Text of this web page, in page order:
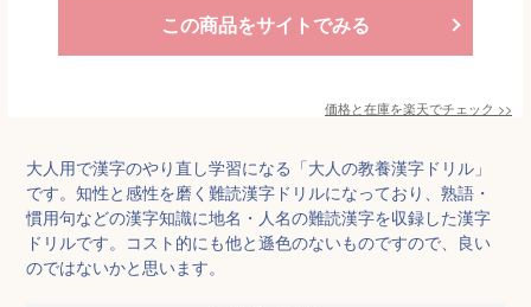
この商品をサイトでみる
価格と在庫を楽天でチェック >>
大人用で漢字のやり直し学習になる「大人の教養漢字ドリル」
です。知性と感性を磨く難読漢字ドリルになっており、熟語・
慣用句などの漢字知識に地名・人名の難読漢字を収録した漢字
ドリルです。コスト的にも他と遜色のないものですので、良い
のではないかと思います。